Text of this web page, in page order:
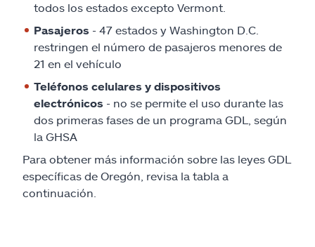
todos los estados excepto Vermont.
Pasajeros - 47 estados y Washington D.C.
restringen el número de pasajeros menores de
21 en el vehículo
Teléfonos celulares y dispositivos
electrónicos - no se permite el uso durante las
dos primeras fases de un programa GDL, según
la GHSA
Para obtener más información sobre las leyes GDL
específicas de Oregón, revisa la tabla a
continuación.